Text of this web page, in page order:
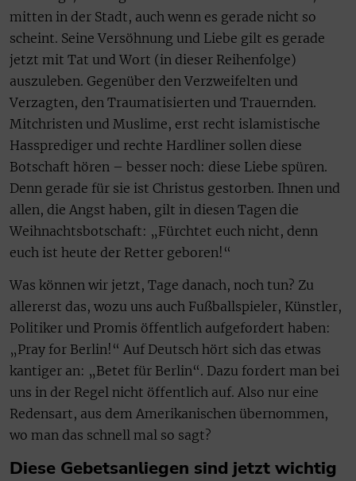
mitten in der Stadt, auch wenn es gerade nicht so
scheint. Seine Versöhnung und Liebe gilt es gerade
jetzt mit Tat und Wort (in dieser Reihenfolge)
auszuleben. Gegenüber den Verzweifelten und
Verzagten, den Traumatisierten und Trauernden.
Mitchristen und Muslime, erst recht islamistische
Hassprediger und rechte Hardliner sollen diese
Botschaft hören – besser noch: diese Liebe spüren.
Denn gerade für sie ist Christus gestorben. Ihnen und
allen, die Angst haben, gilt in diesen Tagen die
Weihnachtsbotschaft: „Fürchtet euch nicht, denn
euch ist heute der Retter geboren!“
Was können wir jetzt, Tage danach, noch tun? Zu
allererst das, wozu uns auch Fußballspieler, Künstler,
Politiker und Promis öffentlich aufgefordert haben:
„Pray for Berlin!“ Auf Deutsch hört sich das etwas
kantiger an: „Betet für Berlin“. Dazu fordert man bei
uns in der Regel nicht öffentlich auf. Also nur eine
Redensart, aus dem Amerikanischen übernommen,
wo man das schnell mal so sagt?
Diese Gebetsanliegen sind jetzt wichtig